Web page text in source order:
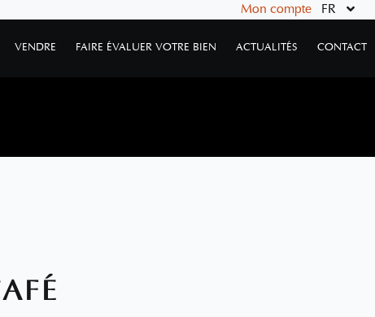
Mon compte FR
VENDRE FAIRE ÉVALUER VOTRE BIEN ACTUALITÉS CONTACT